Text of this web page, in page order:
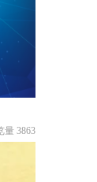
量 3863